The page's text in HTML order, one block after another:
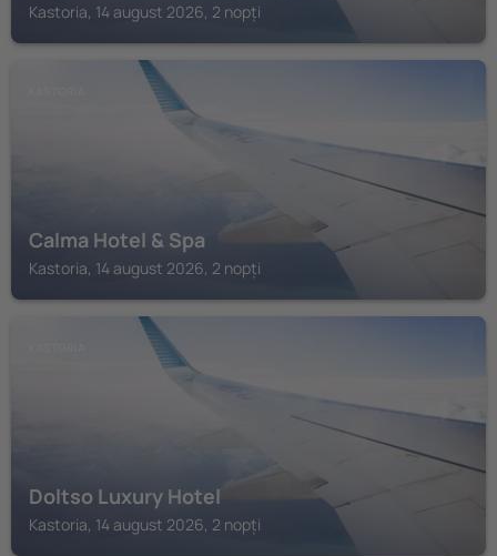
Kastoria, 14 august 2026, 2 nopți
Calma Hotel & Spa
Kastoria, 14 august 2026, 2 nopți
Doltso Luxury Hotel
Kastoria, 14 august 2026, 2 nopți